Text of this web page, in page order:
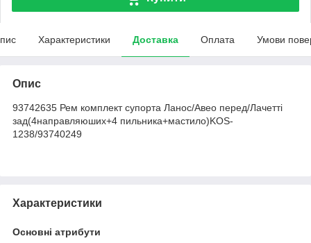
Характеристики Доставка Оплата Умови
Опис
93742635 Рем комплект супорта Ланос/Авео перед/Лачетті
зад(4направляюших+4 пильника+мастило)KOS-
1238/93740249
Характеристики
Основні атрибути